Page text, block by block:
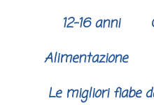
12-16 anni
Alimentazione
Le migliori fiabe